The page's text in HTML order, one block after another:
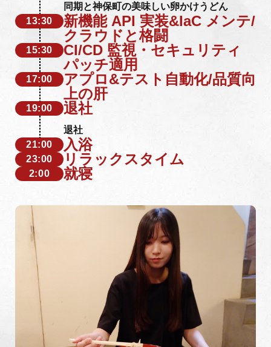
同期と神保町の美味しい卵かけうどん
13:30
新機能 API 実装&IaC メンテ/
クラウドと格闘
15:30
CI/CD 監視・セキュリティ
パッチ適用
17:00
アプロ&テスト自動化/品質向
上の肝
19:00 退社
退社
21:00
入浴
23:00 リラックスタイム
2:00 就寝